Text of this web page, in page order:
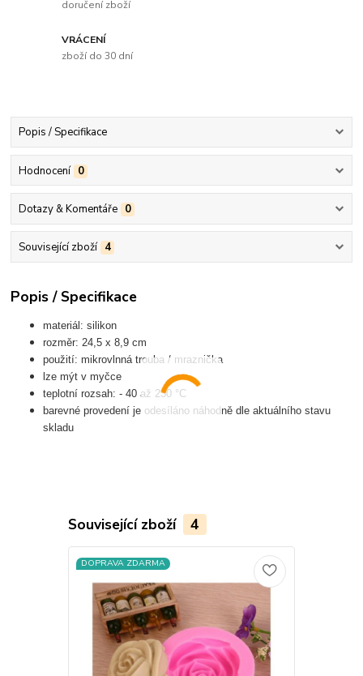
doručení zboží
VRÁCENÍ
zboží do 30 dní
Popis / Specifikace
Hodnocení 0
Dotazy & Komentáře 0
Související zboží 4
Popis / Specifikace
materiál: silikon
rozměr: 24,5 x 8,9 cm
použití: mikrovlnná trouba / mraznička
lze mýt v myčce
teplotní rozsah: - 40 až 230 °C
barevné provedení je odesíláno náhodně dle aktuálního stavu
skladu
Související zboží 4
DOPRAVA ZDARMA